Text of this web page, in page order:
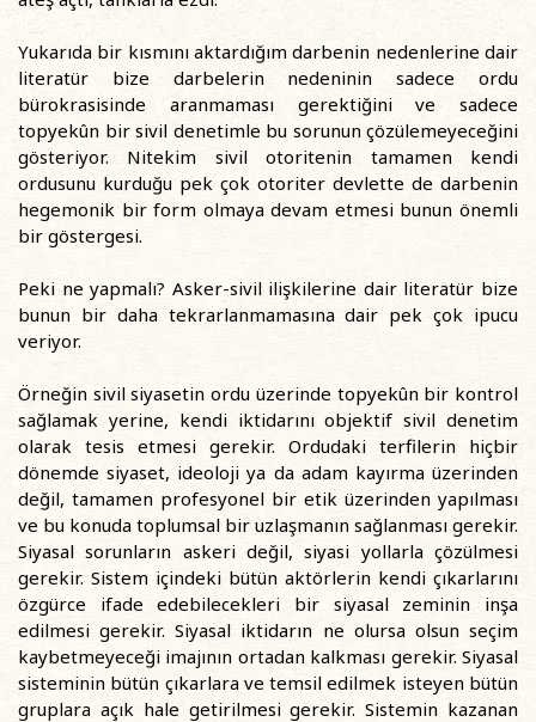
Yukarıda bir kısmını aktardığım darbenin nedenlerine dair
literatür bize darbelerin nedeninin sadece ordu
bürokrasisinde aranmaması gerektiğini ve sadece
topyekûn bir sivil denetimle bu sorunun çözülemeyeceğini
gösteriyor. Nitekim sivil otoritenin tamamen kendi
ordusunu kurduğu pek çok otoriter devlette de darbenin
hegemonik bir form olmaya devam etmesi bunun önemli
bir göstergesi.
Peki ne yapmalı? Asker-sivil ilişkilerine dair literatür bize
bunun bir daha tekrarlanmamasına dair pek çok ipucu
veriyor.
Örneğin sivil siyasetin ordu üzerinde topyekûn bir kontrol
sağlamak yerine, kendi iktidarını objektif sivil denetim
olarak tesis etmesi gerekir. Ordudaki terfilerin hiçbir
dönemde siyaset, ideoloji ya da adam kayırma üzerinden
değil, tamamen profesyonel bir etik üzerinden yapılması
ve bu konuda toplumsal bir uzlaşmanın sağlanması gerekir.
Siyasal sorunların askeri değil, siyasi yollarla çözülmesi
gerekir. Sistem içindeki bütün aktörlerin kendi çıkarlarını
özgürce ifade edebilecekleri bir siyasal zeminin inşa
edilmesi gerekir. Siyasal iktidarın ne olursa olsun seçim
kaybetmeyeceği imajının ortadan kalkması gerekir. Siyasal
sisteminin bütün çıkarlara ve temsil edilmek isteyen bütün
gruplara açık hale getirilmesi gerekir. Sistemin kazanan